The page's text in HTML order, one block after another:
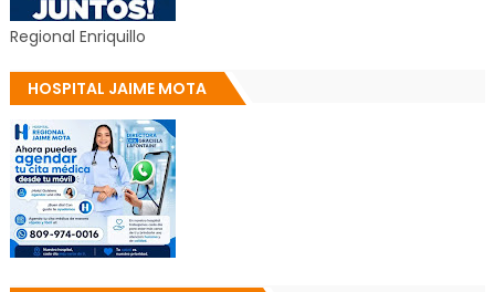
Regional Enriquillo
HOSPITAL JAIME MOTA